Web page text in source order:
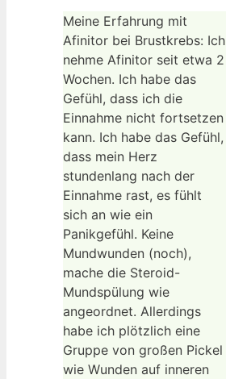
Meine Erfahrung mit
Afinitor bei Brustkrebs: Ich
nehme Afinitor seit etwa 2
Wochen. Ich habe das
Gefühl, dass ich die
Einnahme nicht fortsetzen
kann. Ich habe das Gefühl,
dass mein Herz
stundenlang nach der
Einnahme rast, es fühlt
sich an wie ein
Panikgefühl. Keine
Mundwunden (noch),
mache die Steroid-
Mundspülung wie
angeordnet. Allerdings
habe ich plötzlich eine
Gruppe von großen Pickel
wie Wunden auf inneren